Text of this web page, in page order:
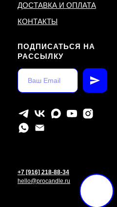
ДОСТАВКА И ОПЛАТА
КОНТАКТЫ
ПОДПИСАТЬСЯ НА
РАССЫЛКУ
+7 [916] 218-88-34
hello@procandle.ru